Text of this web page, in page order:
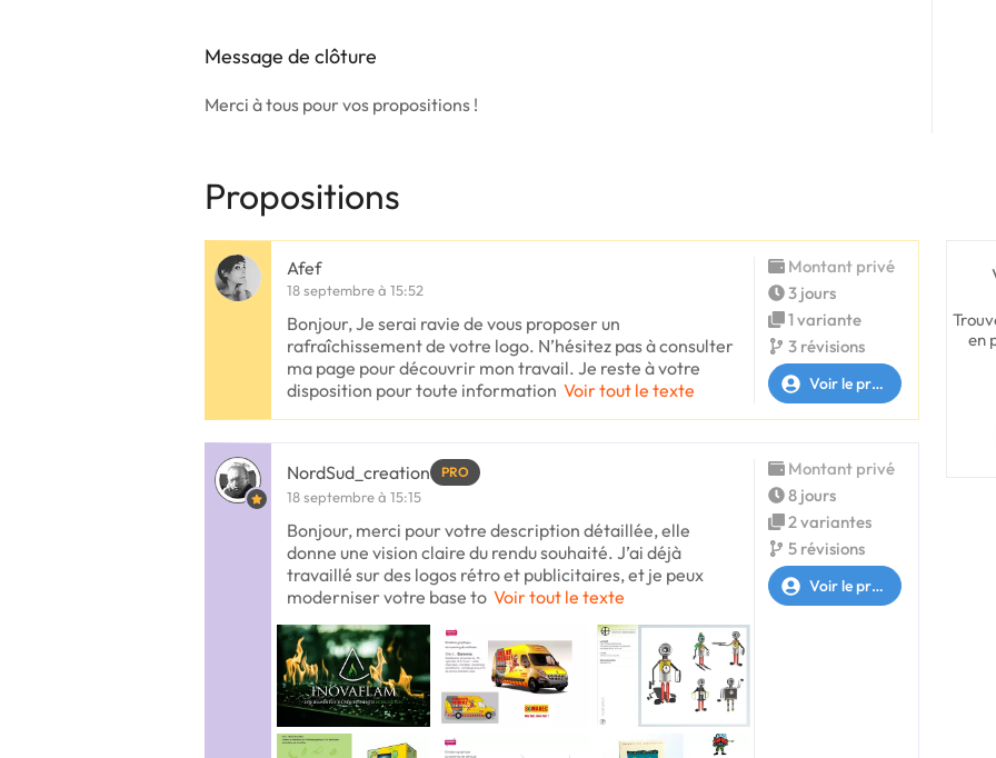
Message de clôture
Merci à tous pour vos propositions !
Propositions
en
Afef
18 septembre à 15:52
Bonjour, Je serai ravie de vous proposer un
rafraîchissement de votre logo. N’hésitez pas à consulter
ma page pour découvrir mon travail. Je reste à votre
disposition pour toute information Voir tout le texte
Montant privé
3 jours
1 variante
3 révisions
Voir le profil
NordSud_creation PRO
18 septembre à 15:15
Bonjour, merci pour votre description détaillée, elle
donne une vision claire du rendu souhaité. J’ai déjà
travaillé sur des logos rétro et publicitaires, et je peux
moderniser votre base to Voir tout le texte
Montant privé
8 jours
2 variantes
5 révisions
Voir le profil